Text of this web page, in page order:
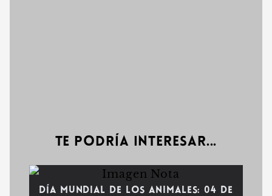
Te podría interesar...
Día mundial de los animales: 04 de